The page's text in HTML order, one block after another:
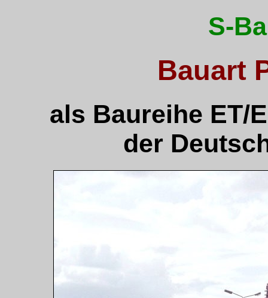
S-
Bauart
als Baureihe ET/
der